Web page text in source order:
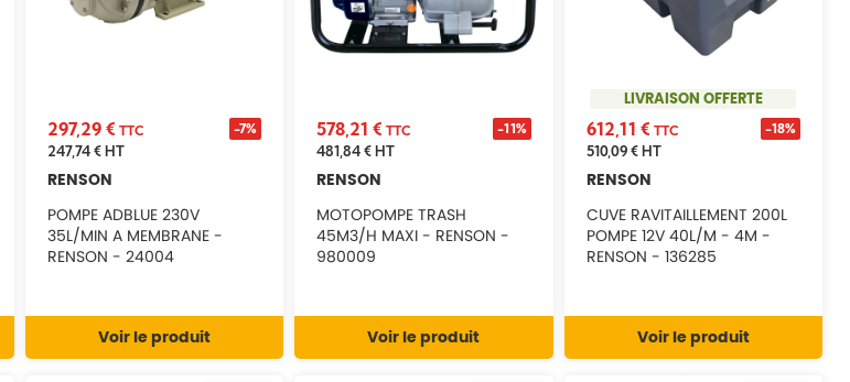
297,29 € TTC -7%
247,74 €HT
RENSON
POMPE ADBLUE 230V
35L/MIN A MEMBRANE -
RENSON - 24004
Voir le produit
578,21 € TTC -11%
481,84 €HT
RENSON
MOTOPOMPE TRASH
45M3/H MAXI - RENSON -
980009
Voir le produit
LIVRAISON OFFERTE
612,11 € TTC -18%
510,09 €HT
RENSON
CUVE RAVITAILLEMENT 200L
POMPE 12V 40L/M - 4M -
RENSON - 136285
Voir le produit